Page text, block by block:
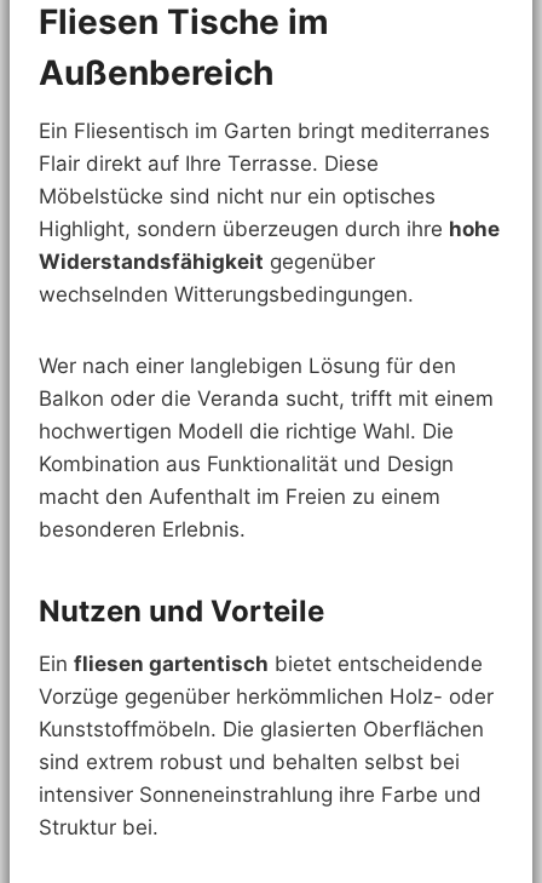
Fliesen Tische im
Außenbereich
Ein Fliesentisch im Garten bringt mediterranes
Flair direkt auf Ihre Terrasse. Diese
Möbelstücke sind nicht nur ein optisches
Highlight, sondern überzeugen durch ihre hohe
Widerstandsfähigkeit gegenüber
wechselnden Witterungsbedingungen.
Wer nach einer langlebigen Lösung für den
Balkon oder die Veranda sucht, trifft mit einem
hochwertigen Modell die richtige Wahl. Die
Kombination aus Funktionalität und Design
macht den Aufenthalt im Freien zu einem
besonderen Erlebnis.
Nutzen und Vorteile
Ein fliesen gartentisch bietet entscheidende
Vorzüge gegenüber herkömmlichen Holz- oder
Kunststoffmöbeln. Die glasierten Oberflächen
sind extrem robust und behalten selbst bei
intensiver Sonneneinstrahlung ihre Farbe und
Struktur bei.